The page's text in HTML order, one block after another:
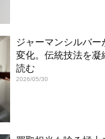
ジャーマンシルバー
変化。伝統技法を凝
読む
2026/05/30